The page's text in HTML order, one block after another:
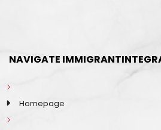
NAVIGATE
Homepage